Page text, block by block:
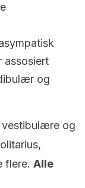
assosiert
og
vestibulære og
flere. Alle